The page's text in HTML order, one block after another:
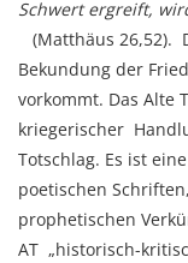
Schwert ergreift,
(Matthäus 26,52).
Bekundung der
vorkommt. Das Alte
kriegerischer
Totschlag. Es ist
poetischen
prophetischen
AT „historisch-